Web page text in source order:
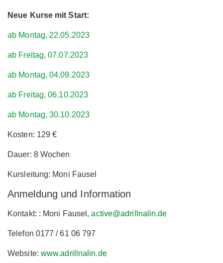
Neue Kurse mit Start:
ab Montag, 22.05.2023
ab Freitag, 07.07.2023
ab Montag, 04.09.2023
ab Freitag, 06.10.2023
ab Montag, 30.10.2023
Kosten: 129 €
Dauer: 8 Wochen
Kursleitung: Moni Fausel
Anmeldung und Information
Kontakt: : Moni Fausel,active@adrillnalin.de
Telefon 0177 / 61 06 797
Website: www.adrillnalin.de